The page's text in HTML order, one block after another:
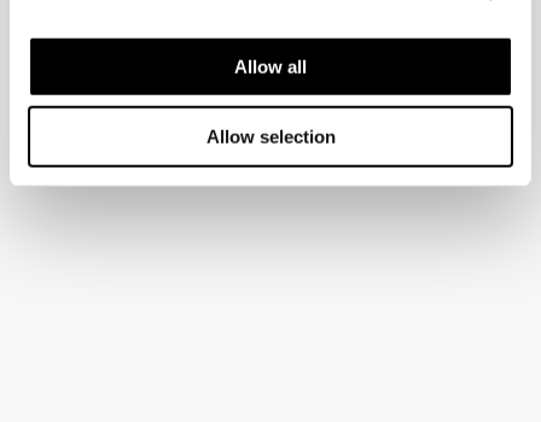
Allow all
Allow selection